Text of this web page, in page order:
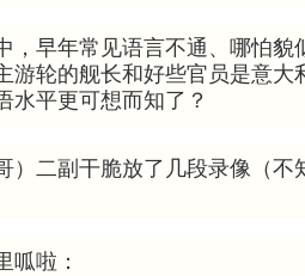
，早年常见语言不通、哪怕貌
游轮的舰长和好些官员是意大
水平更可想而知了？
）二副干脆放了几段录像（
呱啦：